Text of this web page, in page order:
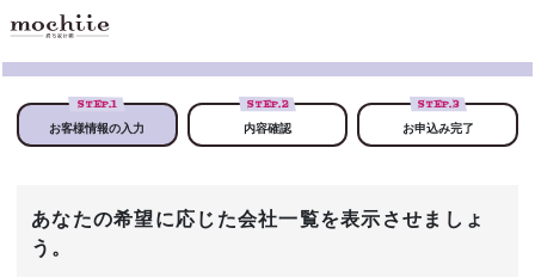
STEP.1
お客様情報の入力
STEP.2
内容確認
STEP.3
お申込み完了
あなたの希望に応じた会社一覧を表示させましょ
う。